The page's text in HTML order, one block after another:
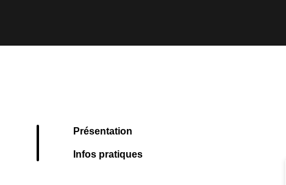
Présentation
Infos pratiques